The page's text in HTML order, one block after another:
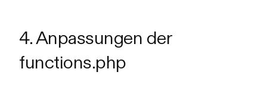
4. Anpassungen der
functions.php